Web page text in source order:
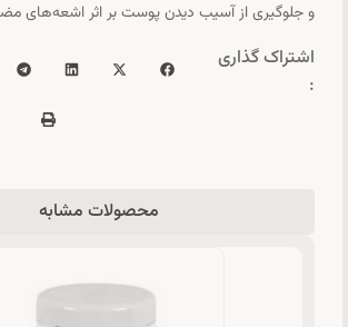
و جلوگیری از آسیب دیدن پوست بر اثر اشعه‌های
اشتراک گذاری
:
محصولات مشابه